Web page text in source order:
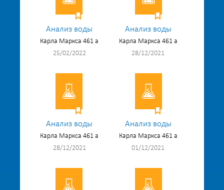
Анализ воды
Карла Маркса 461 а
25/02/2022
Анализ воды
Карла Маркса 461 а
28/12/2021
Анализ воды
Карла Маркса 461 а
28/12/2021
Анализ воды
Карла Маркса 461 а
01/12/2021